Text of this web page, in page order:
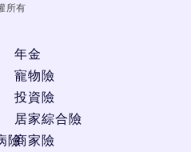
所有
險
年金
寵物險
投資險
居家綜合險
商家險